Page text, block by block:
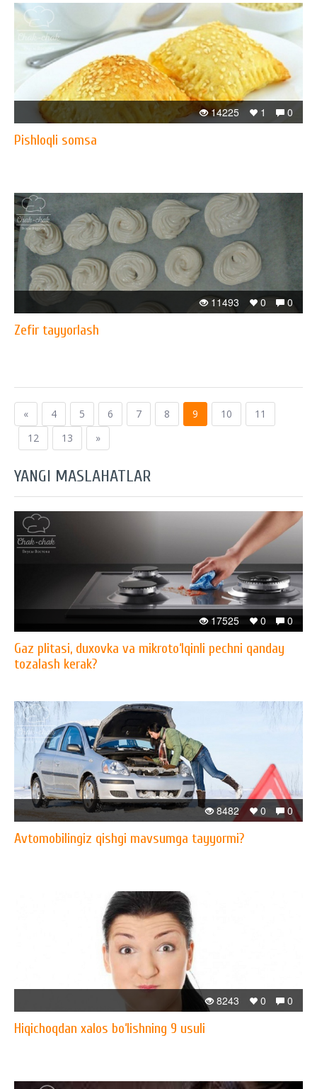
0
1
14225
Pishloqli somsa
0
0
11493
Zefir tayyorlash
« 4 5 6 7 8 9 10
11
12
13 »
YANGI MASLAHATLAR
0
0
17525
Gaz plitasi, duxovka va mikroto‘lqinli pechni qanday
tozalash kerak?
0
0
8482
Avtomobilingiz qishgi mavsumga tayyormi?
0
0
8243
Hiqichoqdan xalos bo‘lishning 9 usuli